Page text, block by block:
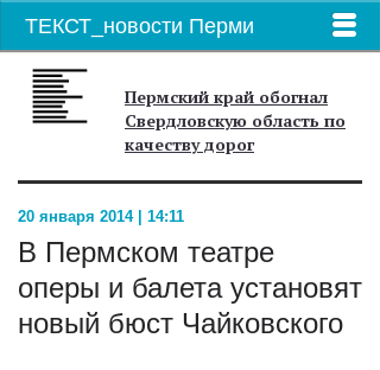
ТЕКСТ_новости Перми
Пермский край обогнал
Свердловскую область по
качеству дорог
20 января 2014 | 14:11
В Пермском театре
оперы и балета установят
новый бюст Чайковского